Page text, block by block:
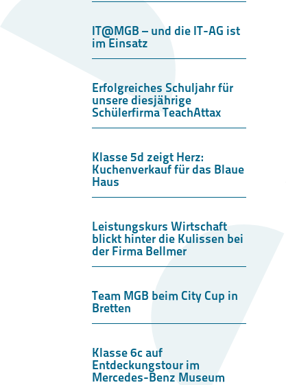
IT@MGB – und die IT-AG ist
im Einsatz
Erfolgreiches Schuljahr für
unsere diesjährige
Schülerfirma TeachAttax
Klasse 5d zeigt Herz:
Kuchenverkauf für das Blaue
Haus
Leistungskurs Wirtschaft
blickt hinter die Kulissen bei
der Firma Bellmer
Team MGB beim City Cup in
Bretten
Klasse 6c auf
Entdeckungstour im
Mercedes-Benz Museum